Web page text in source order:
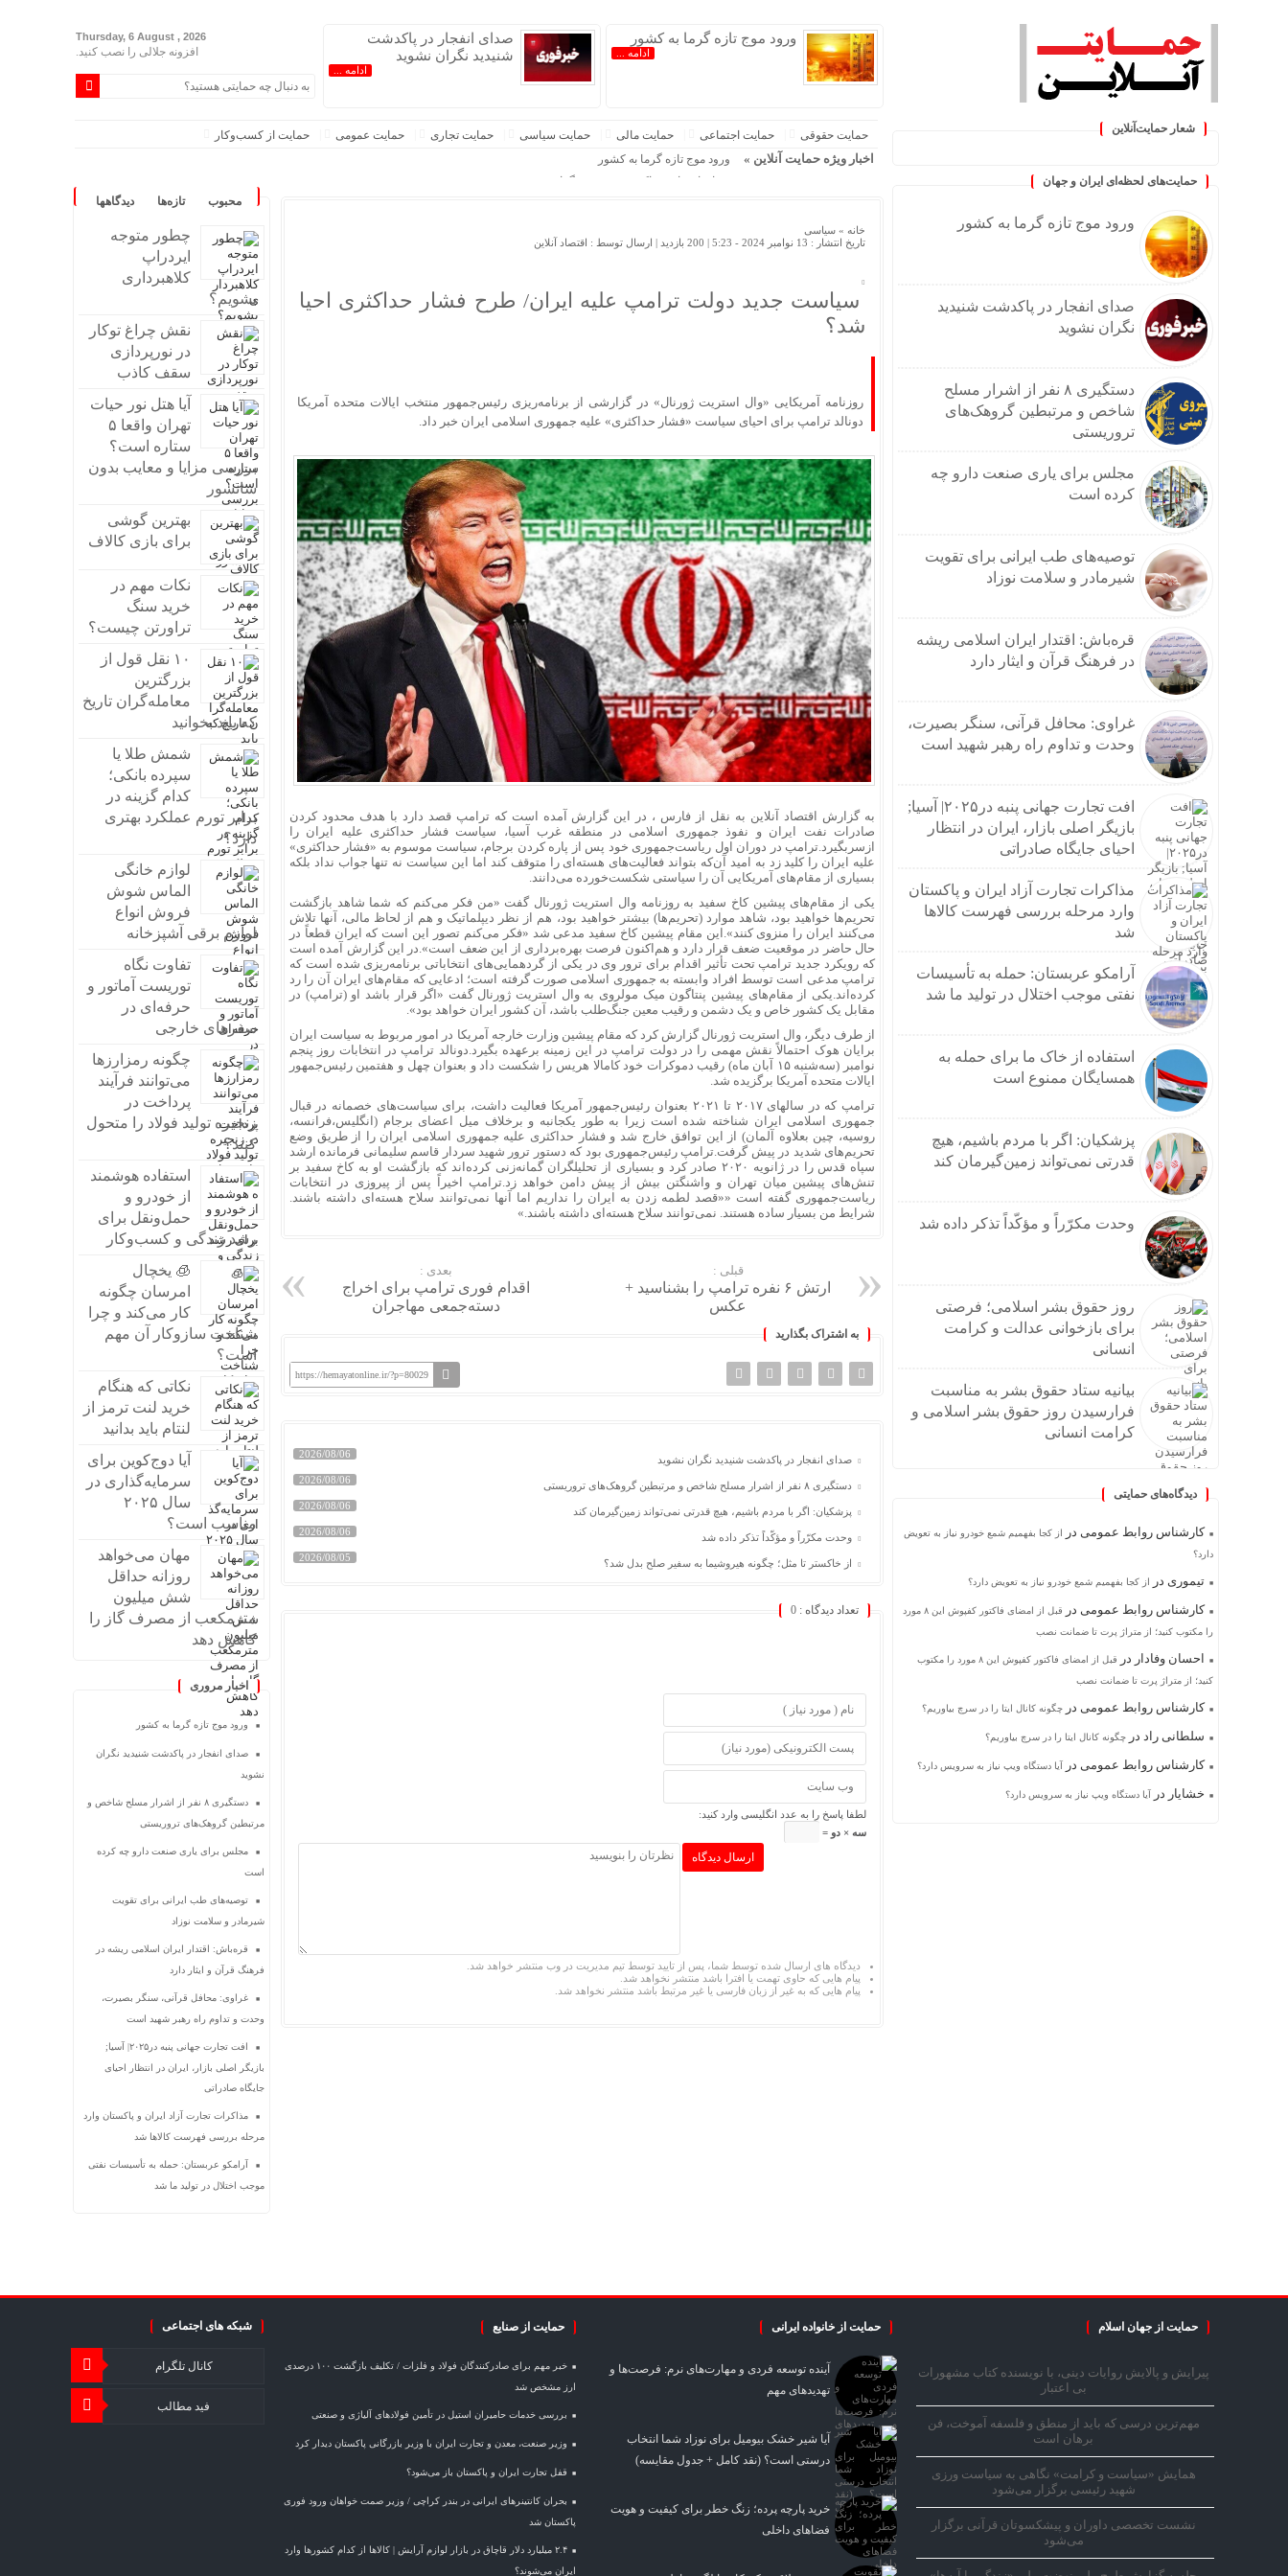
شعار حمایت‌آنلاین
« حمایت‌آنلاین، حامی همه مردم ایران »
حمایت‌های لحظه‌ای ایران و جهان
ورود موج تازه گرما به کشور
صدای انفجار در پاکدشت شنیدید
نگران نشوید
دستگیری ۸ نفر از اشرار مسلح
شاخص و مرتبطین گروهک‌های
تروریستی
مجلس برای یاری صنعت دارو چه
کرده است
توصیه‌های طب ایرانی برای تقویت
شیرمادر و سلامت نوزاد
قره‌باش: اقتدار ایران اسلامی ریشه
در فرهنگ قرآن و ایثار دارد
غراوی: محافل قرآنی، سنگر بصیرت،
وحدت و تداوم راه رهبر شهید است
افت تجارت جهانی پنبه در۲۰۲۵| آسیا;
بازیگر اصلی بازار، ایران در انتظار
احیای جایگاه صادراتی
مذاکرات تجارت آزاد ایران و پاکستان
وارد مرحله بررسی فهرست کالاها
شد
آرامکو عربستان: حمله به تأسیسات
نفتی موجب اختلال در تولید ما شد
استفاده از خاک ما برای حمله به
همسایگان ممنوع است
پزشکیان: اگر با مردم باشیم، هیچ
قدرتی نمی‌تواند زمین‌گیرمان کند
وحدت مکرّراً و مؤکّداً تذکر داده شد
روز حقوق بشر اسلامی؛ فرصتی
برای بازخوانی عدالت و کرامت
انسانی
بیانیه ستاد حقوق بشر به مناسبت
فرارسیدن روز حقوق بشر اسلامی و
کرامت انسانی
دیدگاه‌های حمایتی
کارشناس روابط عمومی در
از کجا بفهمیم شمع خودرو نیاز به تعویض
دارد؟
تیموری در از کجا بفهمیم شمع خودرو نیاز به تعویض دارد؟
کارشناس روابط عمومی در
قبل از امضای فاکتور کفپوش این ۸ مورد
را مکتوب کنید؛ از متراژ پرت تا ضمانت نصب
احسان وفادار در
قبل از امضای فاکتور کفپوش این ۸ مورد را مکتوب
کنید؛ از متراژ پرت تا ضمانت نصب
کارشناس روابط عمومی در چگونه کانال ایتا را در سرچ بیاوریم؟
سلطانی راد در چگونه کانال ایتا را در سرچ بیاوریم؟
کارشناس روابط عمومی در آیا دستگاه ویپ نیاز به سرویس دارد؟
خشایار در آیا دستگاه ویپ نیاز به سرویس دارد؟
ورود موج تازه گرما به کشور
ادامه ...
صدای انفجار در پاکدشت
شنیدید نگران نشوید
ادامه ...
Thursday, 6 August , 2026
افزونه جلالی را نصب کنید.
حمایت حقوقی حمایت اجتماعی حمایت مالی حمایت سیاسی حمایت تجاری حمایت عمومی حمایت از کسب‌وکار
اخبار ویژه حمایت آنلاین »
ورود موج تازه گرما به کشور
صدای انفجار در پاکدشت شنیدید نگران نشوید
توصیه‌های طب ایرانی برای تقویت شیرمادر و سلامت نوزاد
غراوی: محافل قرآنی، سنگر بصیرت، وحدت و تداوم راه رهبر شهید است
افت تجارت جهانی پنبه در۲۰۲۵| آسیا; بازیگر اصلی بازار، ایران در انتظار احیای جایگاه صادراتی
خانه » سیاسی
تاریخ انتشار : 13 نوامبر 2024 - 5:23 |
200 بازدید | ارسال توسط : اقتصاد آنلاین
سیاست‌ جدید دولت ترامپ علیه ایران/ طرح فشار حداکثری احیا
شد؟
روزنامه آمریکایی «وال استریت ژورنال» در گزارشی از برنامه‌ریزی رئیس‌جمهور منتخب ایالات متحده آمریکا
دونالد ترامپ برای احیای سیاست «فشار حداکثری» علیه جمهوری اسلامی ایران خبر داد.
به گزارش اقتصاد آنلاین به نقل از فارس ، در این گزارش آمده است که ترامپ قصد دارد با هدف محدود کردن
صادرات نفت ایران و نفوذ جمهوری اسلامی در منطقه غرب آسیا، سیاست فشار حداکثری علیه ایران را
ازسربگیرد.ترامپ در دوران اول ریاست‌جمهوری خود پس از پاره کردن برجام، سیاست موسوم به «فشار حداکثری»
علیه ایران را کلید زد به امید آن‌که بتواند فعالیت‌های هسته‌ای را متوقف کند اما این سیاست نه تنها جواب نداد بلکه
بسیاری از مقام‌های آمریکایی آن را سیاستی شکست‌خورده می‌دانند.
یکی از مقام‌های پیشین کاخ سفید به روزنامه وال استریت ژورنال گفت «من فکر می‌کنم که شما شاهد بازگشت
تحریم‌ها خواهید بود، شاهد موارد (تحریم‌ها) بیشتر خواهید بود، هم از نظر دیپلماتیک و هم از لحاظ مالی، آنها تلاش
می‌کنند ایران را منزوی کنند».این مقام پیشین کاخ سفید مدعی شد «فکر می‌کنم تصور این است که ایران قطعاً در
حال حاضر در موقعیت ضعف قرار دارد و هم‌اکنون فرصت بهره‌برداری از این ضعف است».در این گزارش آمده است
که رویکرد جدید ترامپ تحت تأثیر اقدام برای ترور وی در یکی از گردهمایی‌های انتخاباتی برنامه‌ریزی شده است که
ترامپ مدعی است توسط افراد وابسته به جمهوری اسلامی صورت گرفته است؛ ادعایی که مقام‌های ایران آن را رد
کرده‌اند.یکی از مقام‌های پیشین پنتاگون میک مولروی به وال استریت ژورنال گفت «اگر قرار باشد او (ترامپ) در
مقابل یک کشور خاص و یک دشمن و رقیب معین جنگ‌طلب باشد، آن کشور ایران خواهد بود».
از طرف دیگر، وال استریت ژورنال گزارش کرد که مقام پیشین وزارت خارجه آمریکا در امور مربوط به سیاست ایران
برایان هوک احتمالاً نقش مهمی را در دولت ترامپ در این زمینه برعهده بگیرد.دونالد ترامپ در انتخابات روز پنجم
نوامبر (سه‌شنبه ۱۵ آبان ماه) رقیب دموکرات خود کامالا هریس را شکست داد و بعنوان چهل و هفتمین رئیس‌جمهور
ایالات متحده آمریکا برگزیده شد.
ترامپ که در سالهای ۲۰۱۷ تا ۲۰۲۱ بعنوان رئیس‌جمهور آمریکا فعالیت داشت، برای سیاست‌های خصمانه در قبال
جمهوری اسلامی ایران شناخته شده است زیرا به طور یکجانبه و برخلاف میل اعضای برجام (انگلیس،‌فرانسه،
روسیه، چین بعلاوه آلمان) از این توافق خارج شد و فشار حداکثری علیه جمهوری اسلامی ایران را از طریق وضع
تحریم‌های شدید در پیش گرفت.ترامپ رئیس‌جمهوری بود که دستور ترور شهید سردار قاسم سلیمانی فرمانده ارشد
سپاه قدس را در ژانویه ۲۰۲۰ صادر کرد و بسیاری از تحلیلگران گمانه‌زنی کرده‌اند که بازگشت او به کاخ سفید بر
تنش‌های پیشین میان تهران و واشنگتن بیش از پیش دامن خواهد زد.ترامپ اخیراً‌ پس از پیروزی در انتخابات
ریاست‌جمهوری گفته است ««قصد لطمه زدن به ایران را نداریم اما آنها نمی‌توانند سلاح هسته‌ای داشته باشند.
شرایط من بسیار ساده هستند. نمی‌توانند سلاح هسته‌ای داشته باشند.»
بعدی :
اقدام فوری ترامپ برای اخراج
دسته‌جمعی مهاجران
قبلی :
ارتش ۶ نفره ترامپ را بشناسید +
عکس
به اشتراک بگذارید
https://hemayatonline.ir/?p=80029
صدای انفجار در پاکدشت شنیدید نگران نشوید 2026/08/06
دستگیری ۸ نفر از اشرار مسلح شاخص و مرتبطین گروهک‌های تروریستی 2026/08/06
پزشکیان: اگر با مردم باشیم، هیچ قدرتی نمی‌تواند زمین‌گیرمان کند 2026/08/06
وحدت مکرّراً و مؤکّداً تذکر داده شد 2026/08/06
از خاکستر تا مثل؛ چگونه هیروشیما به سفیر صلح بدل شد؟ 2026/08/05
تعداد دیدگاه : 0
لطفا پاسخ را به عدد انگلیسی وارد کنید:
سه × دو =
دیدگاه های ارسال شده توسط شما، پس از تایید توسط تیم مدیریت در وب منتشر خواهد شد.
پیام هایی که حاوی تهمت یا افترا باشد منتشر نخواهد شد.
پیام هایی که به غیر از زبان فارسی یا غیر مرتبط باشد منتشر نخواهد شد.
محبوب تازه‌ها دیدگاهها
چطور متوجه
ایردراپ
کلاهبرداری
بشویم؟
نقش چراغ توکار
در نورپردازی
سقف کاذب
آیا هتل نور حیات
تهران واقعا ۵
ستاره است؟
بررسی مزایا و معایب بدون
سانسور
بهترین گوشی
برای بازی کالاف
نکات مهم در
خرید سنگ
تراورتن چیست؟
۱۰ نقل قول از
بزرگترین
معامله‌گران تاریخ
که باید بخوانید
شمش طلا یا
سپرده بانکی؛
کدام گزینه در
برابر تورم عملکرد بهتری
دارد؟
لوازم خانگی
الماس شوش
فروش انواع
لوازم برقی آشپزخانه
تفاوت نگاه
توریست آماتور و
حرفه‌ای در
سفرهای خارجی
چگونه رمزارزها
می‌توانند فرآیند
پرداخت در
زنجیره تولید فولاد را متحول
کنند؟
استفاده هوشمند
از خودرو و
حمل‌ونقل برای
رشد زندگی و کسب‌وکار
🧊 یخچال
امرسان چگونه
کار می‌کند و چرا
شناخت سازوکار آن مهم
است؟
نکاتی که هنگام
خرید لنت ترمز از
لنتام باید بدانید
آیا دوج‌کوین برای
سرمایه‌گذاری در
سال ۲۰۲۵
مناسب است؟
مهان می‌خواهد
روزانه حداقل
شش میلیون
مترمکعب از مصرف گاز را
کاهش دهد
اخبار مروری
ورود موج تازه گرما به کشور
صدای انفجار در پاکدشت شنیدید نگران
نشوید
دستگیری ۸ نفر از اشرار مسلح شاخص و
مرتبطین گروهک‌های تروریستی
مجلس برای یاری صنعت دارو چه کرده
است
توصیه‌های طب ایرانی برای تقویت
شیرمادر و سلامت نوزاد
قره‌باش: اقتدار ایران اسلامی ریشه در
فرهنگ قرآن و ایثار دارد
غراوی: محافل قرآنی، سنگر بصیرت،
وحدت و تداوم راه رهبر شهید است
افت تجارت جهانی پنبه در۲۰۲۵| آسیا;
بازیگر اصلی بازار، ایران در انتظار احیای
جایگاه صادراتی
مذاکرات تجارت آزاد ایران و پاکستان وارد
مرحله بررسی فهرست کالاها شد
آرامکو عربستان: حمله به تأسیسات نفتی
موجب اختلال در تولید ما شد
حمایت از جهان اسلام
پیرایش و پالایش روایات دینی، با نویسنده کتاب مشهورات
بی اعتبار
مهم‌ترین درسی که باید از منطق و فلسفه آموخت، فن
برهان است
همایش «سیاست و کرامت» نگاهی به سیاست ورزی
شهید رئیسی برگزار می‌شود
نشست تخصصی داوران و پیشکسوتان قرآنی برگزار
می‌شود
حمایت از خانواده ایرانی
آینده توسعه فردی و مهارت‌های نرم: فرصت‌ها و
تهدیدهای مهم
آیا شیر خشک بیومیل برای نوزاد شما انتخاب
درستی است؟ (نقد کامل + جدول مقایسه)
خرید پارچه پرده؛ زنگ خطر برای کیفیت و هویت
فضاهای داخلی
حمایت از صنایع
خبر مهم برای صادرکنندگان فولاد و فلزات / تکلیف بازگشت ۱۰۰ درصدی
ارز مشخص شد
بررسی خدمات حامیران استیل در تأمین فولادهای آلیاژی و صنعتی
وزیر صنعت، معدن و تجارت ایران با وزیر بازرگانی پاکستان دیدار کرد
قفل تجارت ایران و پاکستان باز می‌شود؟
بحران کانتینر‌های ایرانی در بندر کراچی / وزیر صمت خواهان ورود فوری
پاکستان شد
۲.۴ میلیارد دلار قاچاق در بازار لوازم آرایش | کالاها از کدام کشورها وارد
ایران می‌شوند؟
شبکه های اجتماعی
کانال تلگرام
فید مطالب